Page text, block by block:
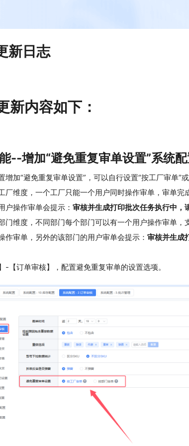
新日志
新内容如下：
--增加“避免重复审单设置”系统配
增加“避免重复审单设置”，可以自行设置“按工厂审单”或
厂维度，一个工厂只能一个用户同时操作审单，审单完
户操作审单会提示： 审核并生成打印批次任务执行中，
门维度，不同部门每个部门可以有一个用户操作审单，
作审单，另外的该部门的用户审单会提示： 审核并生成
-【订单审核】，配置避免重复审单的设置选项。